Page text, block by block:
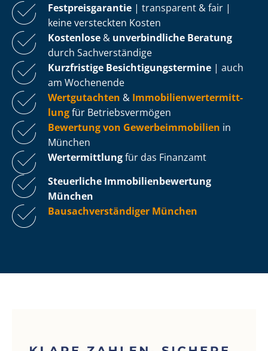
Fest­preis­ga­ran­tie | transparent & fair |
keine versteckten Kosten
Kostenlose & unverbindliche Beratung
durch Sachverständige
Kurzfristige Be­sich­ti­gungs­ter­mi­ne | auch
am Wochenende
Wertgutachten & Im­mo­bi­li­en­wert­ermitt­
lungfür Be­triebs­ver­mö­gen
Bewertung von Ge­wer­be­im­mo­bi­li­en in
München
Wertermittlungfür das Finanzamt
Steuerliche Im­mo­bi­li­en­be­wer­tung
München
Bau­sach­ver­stän­di­ger München